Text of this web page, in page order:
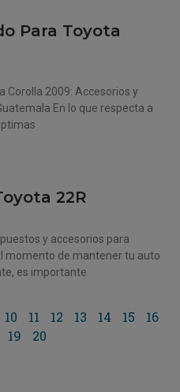
Para Toyota
Corolla 2009: Accesorios y
En lo que respecta a
22R
y accesorios para
momento de mantener tu auto
es importante
10 11 12 13 14 15
16
19 20